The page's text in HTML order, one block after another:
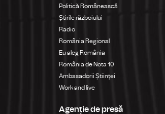
Politică Românească
Știrile războiului
Radio
România Regional
Eu aleg România
România de Nota 10
Ambasadorii Științei
Work and live
Agenție de presă